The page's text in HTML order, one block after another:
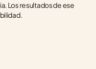
Los resultados de ese